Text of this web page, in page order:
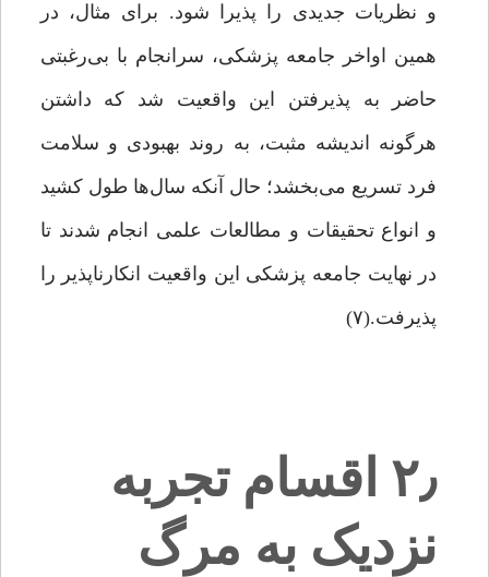
و نظریات جدیدی را پذیرا شود. برای مثال، در
همین اواخر جامعه پزشکی، سرانجام با بی‌رغبتی
حاضر به پذیرفتن این واقعیت شد که داشتن
هرگونه اندیشه مثبت، به روند بهبودی و سلامت
فرد تسریع می‌بخشد؛ حال آنکه سال‌ها طول کشید
و انواع تحقیقات و مطالعات علمی انجام شدند تا
در نهایت جامعه پزشکی این واقعیت انکارناپذیر را
پذیرفت.(۷)
۲٫ اقسام تجربه
نزدیک به مرگ